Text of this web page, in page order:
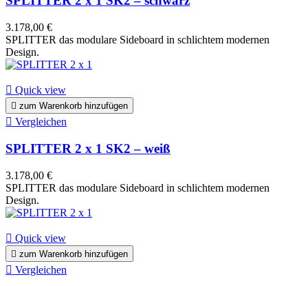
3.178,00 €
SPLITTER das modulare Sideboard in schlichtem modernen
Design.
 Quick view
 zum Warenkorb hinzufügen
 Vergleichen
SPLITTER 2 x 1 SK2 – weiß
3.178,00 €
SPLITTER das modulare Sideboard in schlichtem modernen
Design.
 Quick view
 zum Warenkorb hinzufügen
 Vergleichen